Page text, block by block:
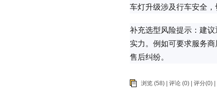
车灯升级涉及行车安全
补充选型风险提示：建
实力。例如可要求服务
售后纠纷。
浏览 (58) | 评论 (0) | 评分(0) |